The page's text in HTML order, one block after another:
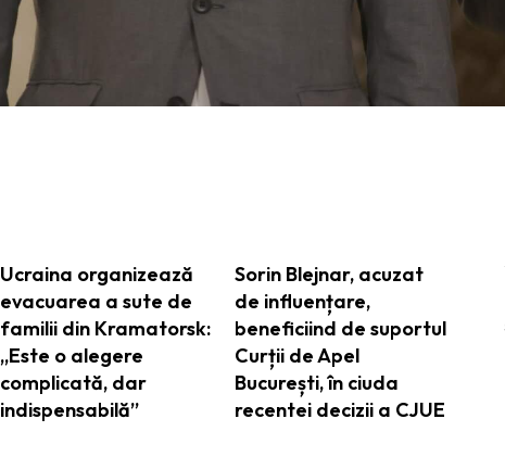
Ucraina organizează
evacuarea a sute de
familii din Kramatorsk:
„Este o alegere
complicată, dar
indispensabilă”
Sorin Blejnar, acuzat
de influențare,
beneficiind de suportul
Curții de Apel
București, în ciuda
recentei decizii a CJUE